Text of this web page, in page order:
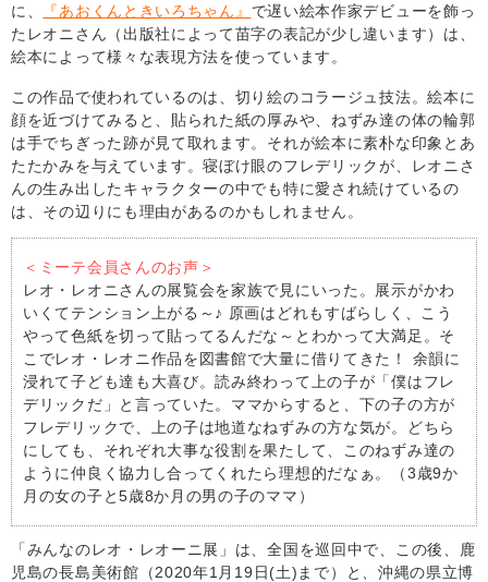
に、
『あおくんときいろちゃん』 で遅い絵本作家デビューを飾っ
たレオニさん（出版社によって苗字の表記が少し違います）は、
絵本によって様々な表現方法を使っています。
この作品で使われているのは、切り絵のコラージュ技法。絵本に
顔を近づけてみると、貼られた紙の厚みや、ねずみ達の体の輪郭
は手でちぎった跡が見て取れます。それが絵本に素朴な印象とあ
たたかみを与えています。寝ぼけ眼のフレデリックが、レオニさ
んの生み出したキャラクターの中でも特に愛され続けているの
は、その辺りにも理由があるのかもしれません。
＜ミーテ会員さんのお声＞
レオ・レオニさんの展覧会を家族で見にいった。展示がかわ
いくてテンション上がる～♪ 原画はどれもすばらしく、こう
やって色紙を切って貼ってるんだな～とわかって大満足。そ
こでレオ・レオニ作品を図書館で大量に借りてきた！ 余韻に
浸れて子ども達も大喜び。読み終わって上の子が「僕はフレ
デリックだ」と言っていた。ママからすると、下の子の方が
フレデリックで、上の子は地道なねずみの方な気が。どちら
にしても、それぞれ大事な役割を果たして、このねずみ達の
ように仲良く協力し合ってくれたら理想的だなぁ。（3歳9か
月の女の子と5歳8か月の男の子のママ）
「みんなのレオ・レオーニ展」は、全国を巡回中で、この後、鹿
児島の長島美術館（2020年1月19日(土)まで）と、沖縄の県立博